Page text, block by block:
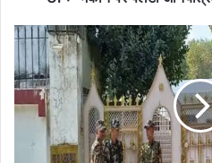
BIHAR:-
विवि
के
कुलपति
राजेन्द्र